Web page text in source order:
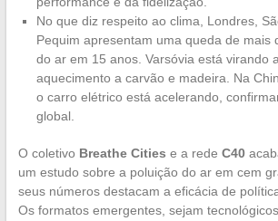
No que diz respeito ao clima, Londres,
Pequim apresentam uma queda de mais
do ar em 15 anos. Varsóvia está virando
aquecimento a carvão e madeira. Na
o carro elétrico está acelerando,
global.
O coletivo Breathe Cities e a rede C40
um estudo sobre a poluição do ar em cem
seus números destacam a eficácia de
Os formatos emergentes, sejam